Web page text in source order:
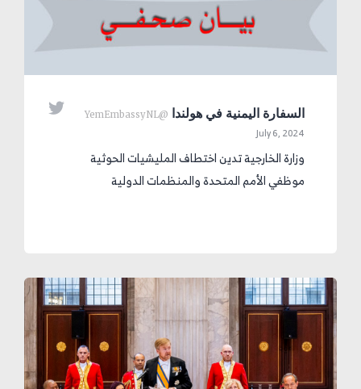
السفارة اليمنية في هولندا @YemEmbassyNL
July 6, 2024
وزارة الخارجية تدين اختطاف المليشيات الحوثية
موظفي الأمم المتحدة والمنظمات الدولية
